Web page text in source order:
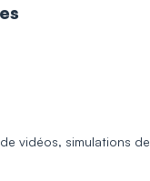
vidéos, simulations de